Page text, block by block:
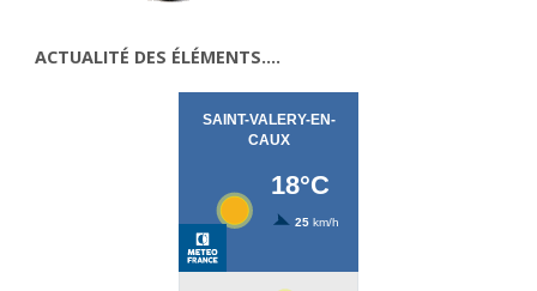
ACTUALITÉ DES ÉLÉMENTS….